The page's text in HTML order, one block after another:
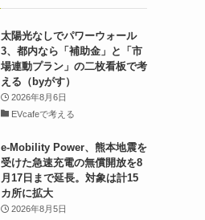
太陽光なしでパワーウォール
3、都内なら「補助金」と「市
場連動プラン」の二枚看板で考
える（byがす）
2026年8月6日
EVcafeで考える
e-Mobility Power、熊本地震を
受けた急速充電の無償開放を8
月17日まで延長。対象は計15
カ所に拡大
2026年8月5日